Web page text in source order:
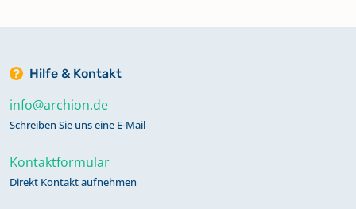
Hilfe & Kontakt
info@archion.de
Schreiben Sie uns eine E-Mail
Kontaktformular
Direkt Kontakt aufnehmen